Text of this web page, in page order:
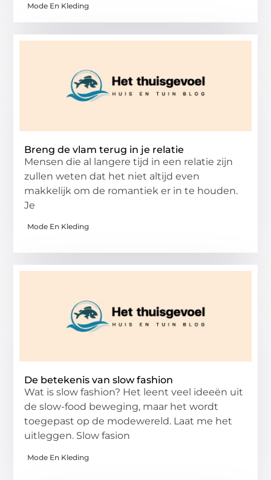
Mode En Kleding
Breng de vlam terug in je relatie
Mensen die al langere tijd in een relatie zijn
zullen weten dat het niet altijd even
makkelijk om de romantiek er in te houden.
Je
Mode En Kleding
De betekenis van slow fashion
Wat is slow fashion? Het leent veel ideeën uit
de slow-food beweging, maar het wordt
toegepast op de modewereld. Laat me het
uitleggen. Slow fasion
Mode En Kleding